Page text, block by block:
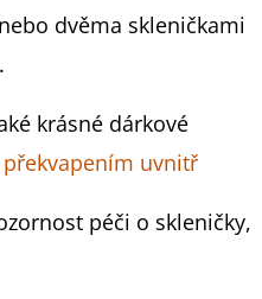
dvěma skleničkami
krásné dárkové
překvapením uvnitř
péči o skleničky,